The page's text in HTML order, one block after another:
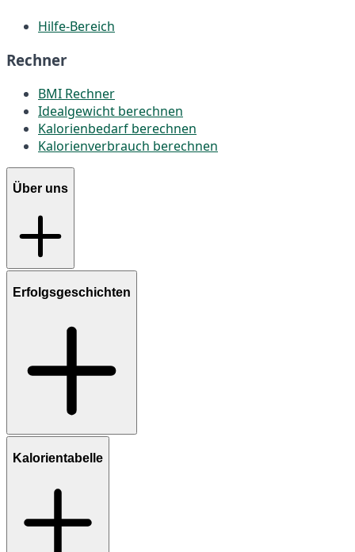
Hilfe-Bereich
Rechner
BMI Rechner
Idealgewicht berechnen
Kalorienbedarf berechnen
Kalorienverbrauch berechnen
Über uns
Erfolgsgeschichten
Kalorientabelle